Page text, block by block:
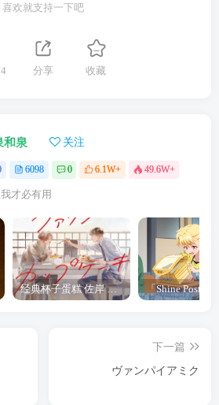
喜欢就支持一下吧
分享 收藏
和泉 关注
6098 0 6.1W+ 49.6W+
才必有用
经典杯子蛋糕 佐岸 漫画「经典杯子蛋糕」宣布真人日剧化
下一篇
ヴァンパイアミク